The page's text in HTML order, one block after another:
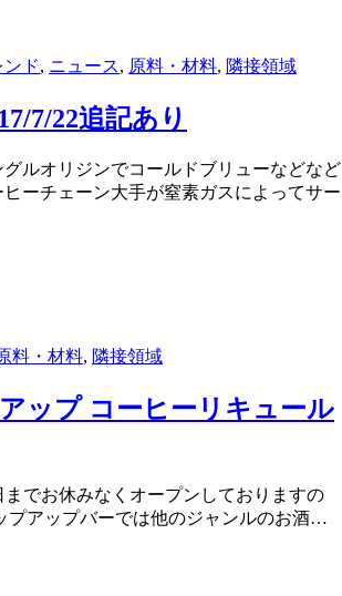
ンド, ニュース, 原料・材料, 隣接領域
7/22追記あり
ルオリジンでコールドブリューなどなど
ーチェーン大手が窒素ガスによってサー
料・材料, 隣接領域
ップ コーヒーリキュール
までお休みなくオープンしておりますの
プアップバーでは他のジャンルのお酒…